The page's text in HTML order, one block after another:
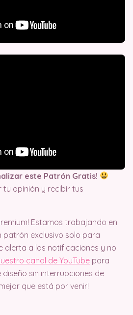
este Patrón Gratis!
tu opinión y recibir tus
Estamos trabajando en
patrón exclusivo solo para
alerta a las notificaciones y no
canal de YouTube para
sin interrupciones de
que está por venir!